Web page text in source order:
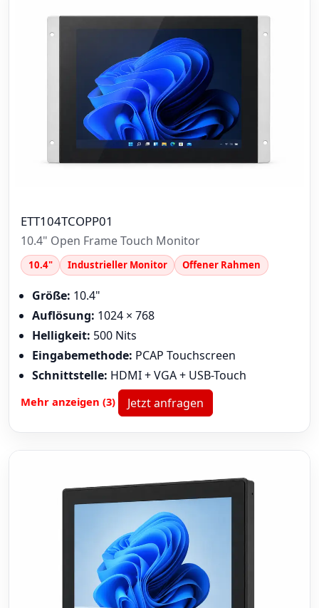
ETT104TCOPP01
10.4" Open Frame Touch Monitor
10.4" Industrieller Monitor Offener Rahmen
Größe: 10.4"
Auflösung: 1024 × 768
Helligkeit: 500 Nits
Eingabemethode: PCAP Touchscreen
Schnittstelle: HDMI + VGA + USB-Touch
Mehr anzeigen (3) Jetzt anfragen